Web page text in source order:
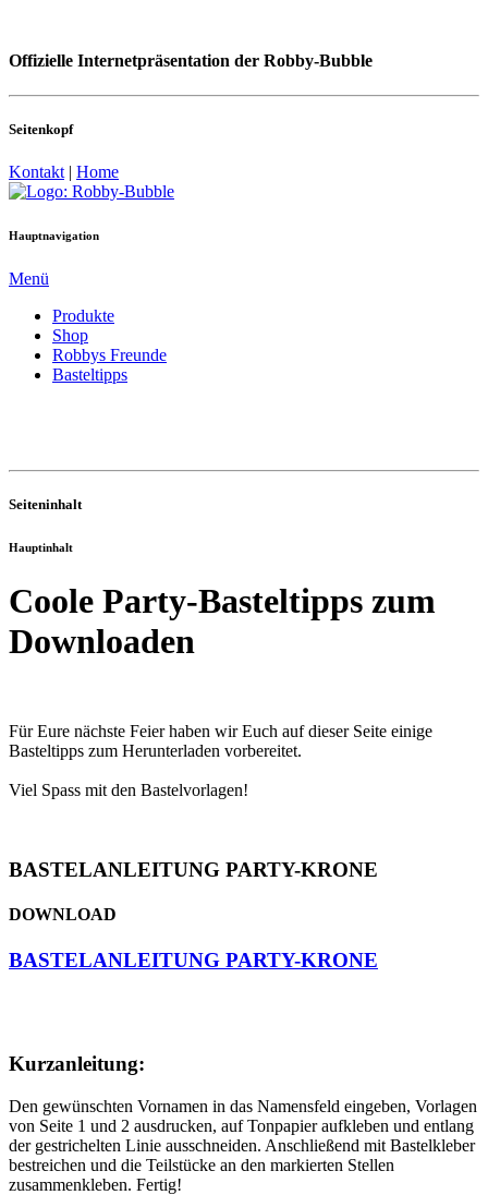
Offizielle Internetpräsentation der Robby-Bubble
Seitenkopf
Kontakt | Home
Hauptnavigation
Menü
Produkte
Shop
Robbys Freunde
Basteltipps
Seiteninhalt
Hauptinhalt
Coole Party-Basteltipps zum
Downloaden
Für Eure nächste Feier haben wir Euch auf dieser Seite einige
Basteltipps zum Herunterladen vorbereitet.
Viel Spass mit den Bastelvorlagen!
BASTELANLEITUNG PARTY-KRONE
DOWNLOAD
BASTELANLEITUNG PARTY-KRONE
Kurzanleitung:
Den gewünschten Vornamen in das Namensfeld eingeben, Vorlagen
von Seite 1 und 2 ausdrucken, auf Tonpapier aufkleben und entlang
der gestrichelten Linie ausschneiden. Anschließend mit Bastelkleber
bestreichen und die Teilstücke an den markierten Stellen
zusammenkleben. Fertig!